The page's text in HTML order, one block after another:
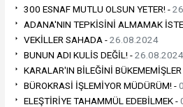
300 ESNAF MUTLU OLSUN YETER! -
ADANA'NIN TEPKİSİNİ ALMAMAK
VEKİLLER SAHADA -26.08.2024
BUNUN ADI KULİS DEĞİL! -26.08.2024
KARALAR'IN BİLEĞİNİ BÜKEMEMİŞLER
BÜROKRASİ İŞLEMİYOR MÜDÜRÜM! -
ELEŞTİRİYE TAHAMMÜL EDEBİLMEK -